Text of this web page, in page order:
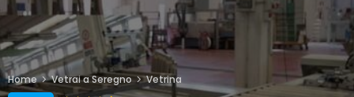
Home Vetrai a Seregno Vetrina